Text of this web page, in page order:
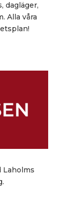
dagläger,
Alla våra
Laholms